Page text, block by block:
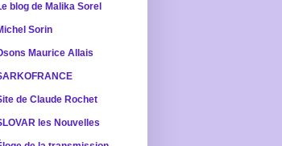
blog de Malika Sorel
Sorin
Maurice Allais
de Claude Rochet
les Nouvelles